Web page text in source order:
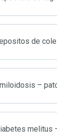
de
–
melitus